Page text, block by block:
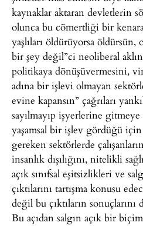
kaynaklar aktaran devletlerin
olunca bu cömertliği bir
yaşlıları öldürüyorsa
bir şey değil”ci neoliberal
politikaya dönüşüvermesini,
adına bir işlevi olmayan
evine kapansın” çağrıları
sayılmayıp işyerlerine gitmeye
yaşamsal bir işlev gördüğü
gereken sektörlerde
insanlık dışılığını, nitelikli
açık sınıfsal eşitsizlikleri ve
çıktılarını tartışma konusu
değil bu çıktıların sonuçlarını
Bu açıdan salgın açık bir